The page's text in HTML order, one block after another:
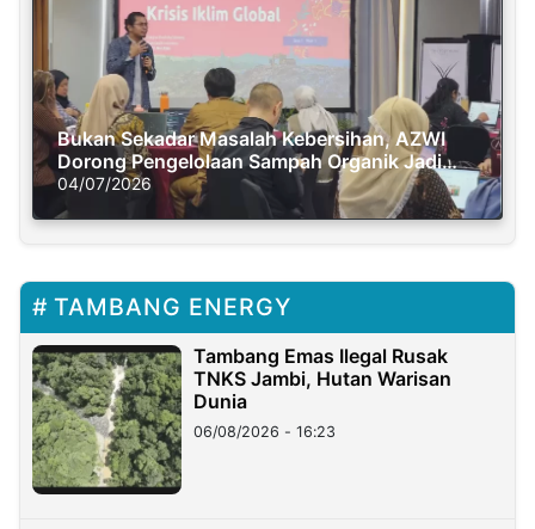
Bukan Sekadar Masalah Kebersihan, AZWI
Dorong Pengelolaan Sampah Organik Jadi
Solusi Krisis Iklim
04/07/2026
TAMBANG ENERGY
Tambang Emas Ilegal Rusak
TNKS Jambi, Hutan Warisan
Dunia
06/08/2026 - 16:23